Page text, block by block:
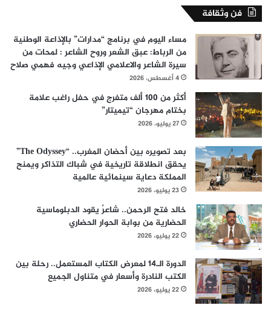
فن وثقافة
مساء اليوم في برنامج “مدارات” بالإذاعة الوطنية
من الرباط: عبق الشعر وروح الشاعر : لمحات من
سيرة الشاعر والاعلامي الإذاعي وجيه فهمي صلاح
4 أغسطس، 2026
أكثر من 100 ألف متفرج في حفل راغب علامة
بختام مهرجان “تيميتار”
27 يوليو، 2026
بعد تصويره بين أحضان المغرب.. “The Odyssey”
يحقق انطلاقة تاريخية في شباك التذاكر ويمنح
المملكة دعاية سينمائية عالمية
23 يوليو، 2026
خالد فتح الرحمن.. شاعرٌ يقود الدبلوماسية
الحضارية من بوابة الحوار الحضاري
22 يوليو، 2026
الدورة الـ14 لمعرض الكتاب المستعمل.. رحلة بين
الكتب النادرة وأسعار في متناول الجميع
22 يوليو، 2026